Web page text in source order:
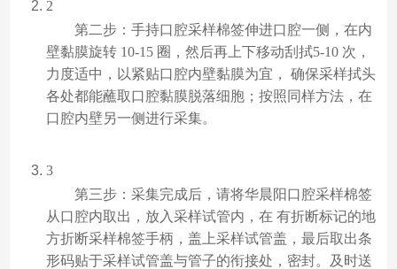
2
第二步：手持口腔采样棉签伸进口腔一侧，在内
壁黏膜旋转 10-15 圈，然后再上下移动刮拭5-10 次，
力度适中，以紧贴口腔内壁黏膜为宜， 确保采样拭头
各处都能蘸取口腔黏膜脱落细胞；按照同样方法，在
口腔内壁另一侧进行采集。
3
第三步：采集完成后，请将华晨阳口腔采样棉签
从口腔内取出，放入采样试管内，在 有折断标记的地
方折断采样棉签手柄，盖上采样试管盖，最后取出条
形码贴于采样试管盖与管子的衔接处，密封。及时送